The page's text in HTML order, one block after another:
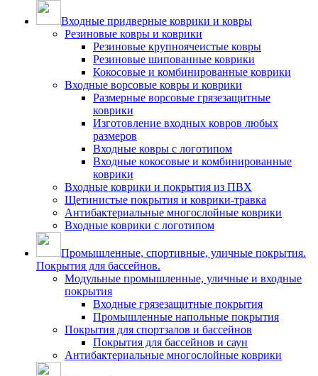
Входные придверные коврики и ковры
Резиновые ковры и коврики
Резиновые крупноячеистые ковры
Резиновые шипованные коврики
Кокосовые и комбинированные коврики
Входные ворсовые ковры и коврики
Размерные ворсовые грязезащитные
коврики
Изготовление входных ковров любых
размеров
Входные ковры с логотипом
Входные кокосовые и комбинированные
коврики
Входные коврики и покрытия из ПВХ
Щетинистые покрытия и коврики-травка
Антибактериальные многослойные коврики
Входные коврики с логотипом
Промышленные, спортивные, уличные покрытия.
Покрытия для бассейнов.
Модульные промышленные, уличные и входные
покрытия
Входные грязезащитные покрытия
Промышленные напольные покрытия
Покрытия для спортзалов и бассейнов
Покрытия для бассейнов и саун
Антибактериальные многослойные коврики